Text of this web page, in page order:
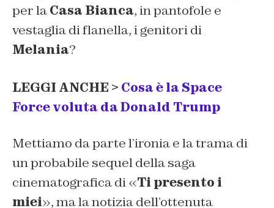
per laCasa Bianca, in pantofole e
vestaglia di flanella, i genitori di
Melania?
LEGGI ANCHE > Cosa è la Space
Force voluta da Donald Trump
Mettiamo da parte l’ironia e la trama di
un probabile sequel della saga
cinematografica di «Ti presento i
miei», ma la notizia dell’ottenuta